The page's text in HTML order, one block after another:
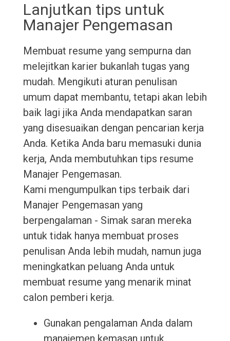
Lanjutkan tips untuk
Manajer Pengemasan
Membuat resume yang sempurna dan
melejitkan karier bukanlah tugas yang
mudah. Mengikuti aturan penulisan
umum dapat membantu, tetapi akan lebih
baik lagi jika Anda mendapatkan saran
yang disesuaikan dengan pencarian kerja
Anda. Ketika Anda baru memasuki dunia
kerja, Anda membutuhkan tips resume
Manajer Pengemasan.
Kami mengumpulkan tips terbaik dari
Manajer Pengemasan yang
berpengalaman - Simak saran mereka
untuk tidak hanya membuat proses
penulisan Anda lebih mudah, namun juga
meningkatkan peluang Anda untuk
membuat resume yang menarik minat
calon pemberi kerja.
Gunakan pengalaman Anda dalam
manajemen kemasan untuk